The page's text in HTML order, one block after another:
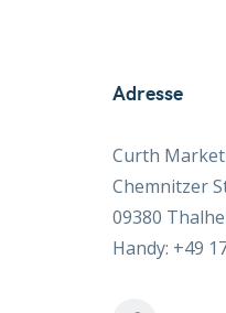
Adresse
Curth
Chemnitzer
09380
Handy: +49